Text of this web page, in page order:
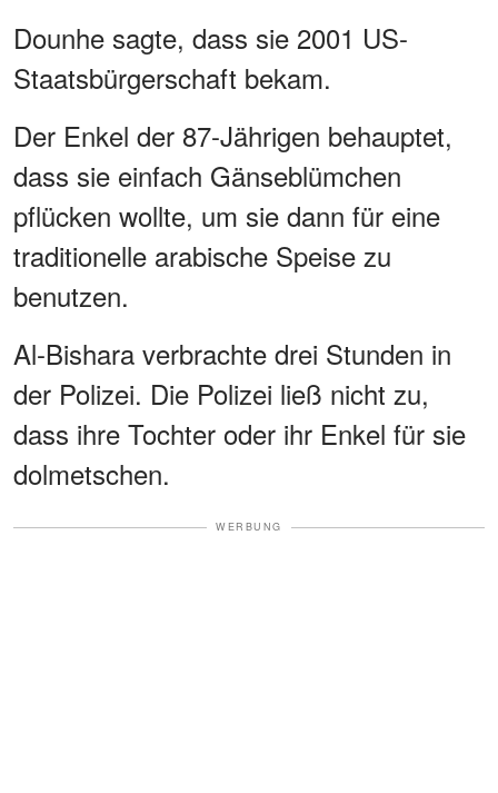
Dounhe sagte, dass sie 2001 US-
Staatsbürgerschaft bekam.
Der Enkel der 87-Jährigen behauptet,
dass sie einfach Gänseblümchen
pflücken wollte, um sie dann für eine
traditionelle arabische Speise zu
benutzen.
Al-Bishara verbrachte drei Stunden in
der Polizei. Die Polizei ließ nicht zu,
dass ihre Tochter oder ihr Enkel für sie
dolmetschen.
WERBUNG